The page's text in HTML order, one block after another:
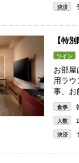
決済
【特
ツイン
お部屋
用ラウ
事、お
食事
人数
決済